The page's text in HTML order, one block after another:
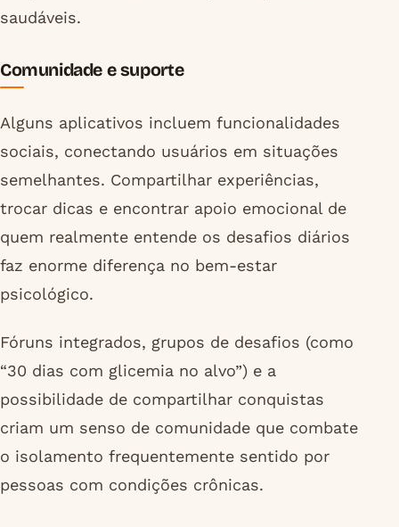
saudáveis.
Comunidade e suporte
Alguns aplicativos incluem funcionalidades
sociais, conectando usuários em situações
semelhantes. Compartilhar experiências,
trocar dicas e encontrar apoio emocional de
quem realmente entende os desafios diários
faz enorme diferença no bem-estar
psicológico.
Fóruns integrados, grupos de desafios (como
“30 dias com glicemia no alvo”) e a
possibilidade de compartilhar conquistas
criam um senso de comunidade que combate
o isolamento frequentemente sentido por
pessoas com condições crônicas.